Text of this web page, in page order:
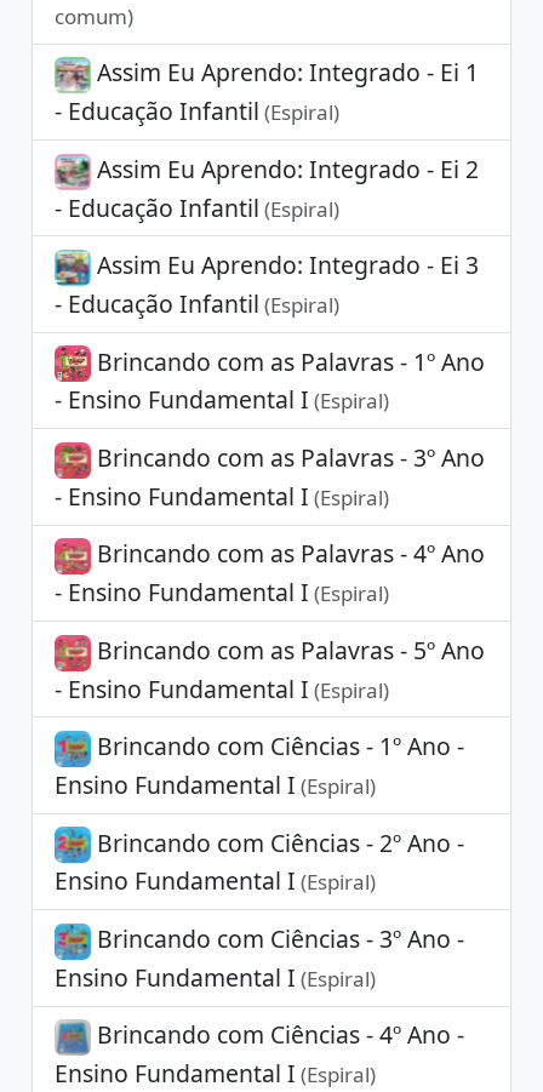
comum)
Assim Eu Aprendo: Integrado - Ei 1
- Educação Infantil (Espiral)
Assim Eu Aprendo: Integrado - Ei 2
- Educação Infantil (Espiral)
Assim Eu Aprendo: Integrado - Ei 3
- Educação Infantil (Espiral)
Brincando com as Palavras - 1º Ano
- Ensino Fundamental I (Espiral)
Brincando com as Palavras - 3º Ano
- Ensino Fundamental I (Espiral)
Brincando com as Palavras - 4º Ano
- Ensino Fundamental I (Espiral)
Brincando com as Palavras - 5º Ano
- Ensino Fundamental I (Espiral)
Brincando com Ciências - 1º Ano -
Ensino Fundamental I (Espiral)
Brincando com Ciências - 2º Ano -
Ensino Fundamental I (Espiral)
Brincando com Ciências - 3º Ano -
Ensino Fundamental I (Espiral)
Brincando com Ciências - 4º Ano -
Ensino Fundamental I (Espiral)